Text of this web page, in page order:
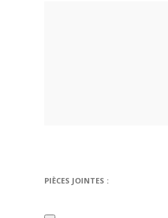
PIÈCES JOINTES :